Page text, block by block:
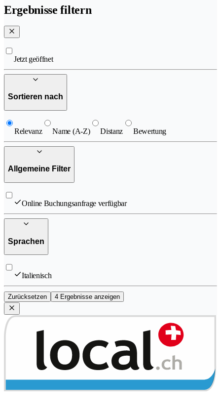
Ergebnisse filtern
Jetzt geöffnet
Sortieren nach
Relevanz Name (A-Z) Distanz Bewertung
Allgemeine Filter
Online Buchungsanfrage verfügbar
Sprachen
Italienisch
Zurücksetzen 4 Ergebnisse anzeigen